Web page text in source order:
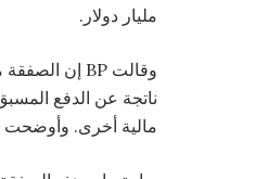
مليار دولار.
مالية أخرى. وأوضحت أن